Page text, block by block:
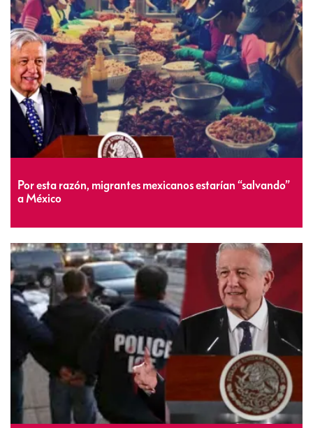
Por esta razón, migrantes mexicanos estarían “salvando”
a México